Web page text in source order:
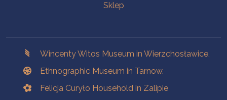
Sklep
Wincenty Witos Museum in Wierzchosławice,
Ethnographic Museum in Tarnow.
Felicja Curyło Household in Zalipie